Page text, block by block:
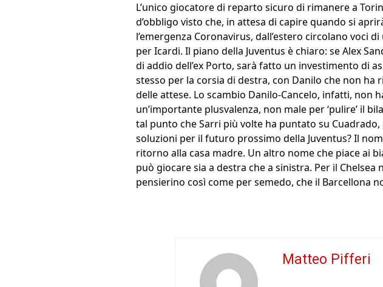
L’unico giocatore di reparto sicuro di rimanere a
d’obbligo visto che, in attesa di capire quando si
l’emergenza Coronavirus, dall’estero circolano voci
per Icardi. Il piano della Juventus è chiaro: se Alex
di addio dell’ex Porto, sarà fatto un investimento di
stesso per la corsia di destra, con Danilo che non
delle attese. Lo scambio Danilo-Cancelo, infatti, non
un’importante plusvalenza, non male per ‘pulire’ il
tal punto che Sarri più volte ha puntato su
soluzioni per il futuro prossimo della Juventus? Il
ritorno alla casa madre. Un altro nome che piace ai
può giocare sia a destra che a sinistra. Per il
pensierino così come per semedo, che il Barcellona
Matteo Pifferi